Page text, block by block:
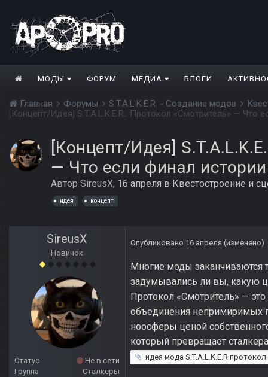
МОДЫ ФОРУМ МЕДИА БЛОГИ
Главная Форумы S.T.A.L.K.E.R. - Создание модов
[Концепт/Идея]
— Что если финал
Автор SireusX, 16 апреля в Квестостроение и
идея концепт
SireusX
Новичок
Статус
Не в сети
Группа
Сталкеры
Опубликовано 16 апреля (изменено)
Многие моды заканчиваются
задумывались ли вы, какую
Протокол «Смотритель» —
объединения непримиримых
ноосферы ценой
который превращает
идея мода S.T.A.L.K.E.R протокол